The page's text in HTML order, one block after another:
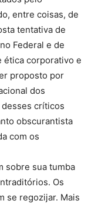
entre coisas, de
tentativa de
Federal e de
ética corporativo e
proposto por
dos
críticos
obscurantista
com os
sobre sua tumba
Os
se regozijar. Mais